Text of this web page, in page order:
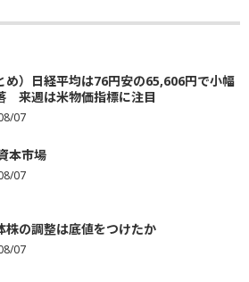
め）日経平均は76円安の65,606円で小幅
来週は米物価指標に注目
07
本市場
07
株の調整は底値をつけたか
07